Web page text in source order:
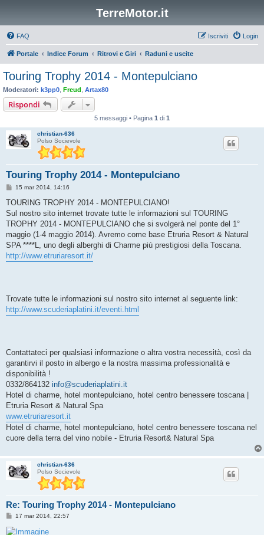
TerreMotor.it
FAQ Login
Iscriviti
Portale Indice Forum Ritrovi e Giri Raduni e uscite
Touring Trophy 2014 - Montepulciano
Moderatori: k3pp0 Freud Artax80
Rispondi
5 messaggi • Pagina 1 di 1
christian-636
Polso Socievole
Touring Trophy 2014 - Montepulciano
M
s
a
g
i
o
15 mar 2014, 14:16
TOURING TROPHY 2014 - MONTEPULCIANO!
Sul nostro sito internet trovate tutte le informazioni sul TOURING
TROPHY 2014 - MONTEPULCIANO che si svolgerà nel ponte del 1°
maggio (1-4 maggio 2014). Avremo come base Etruria Resort & Natural
SPA ****L, uno degli alberghi di Charme più prestigiosi della Toscana.
http://www.etruriaresort.it/
Trovate tutte le informazioni sul nostro sito internet al seguente link:
http://www.scuderiaplatini.it/eventi.html
Contattateci per qualsiasi informazione o altra vostra necessità, così da
garantirvi il posto in albergo e la nostra massima professionalità e
disponibilità !
0332/864132 info@scuderiaplatini.it
Hotel di charme, hotel montepulciano, hotel centro benessere toscana |
Etruria Resort & Natural Spa
www.etruriaresort.it
Hotel di charme, hotel montepulciano, hotel centro benessere toscana nel
cuore della terra del vino nobile - Etruria Resort& Natural Spa
christian-636
Polso Socievole
Re: Touring Trophy 2014 - Montepulciano
M
s
17 mar 2014, 22:57